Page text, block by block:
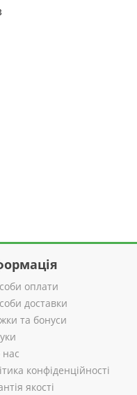
оплати
доставки
та бонуси
конфіденційності
якості